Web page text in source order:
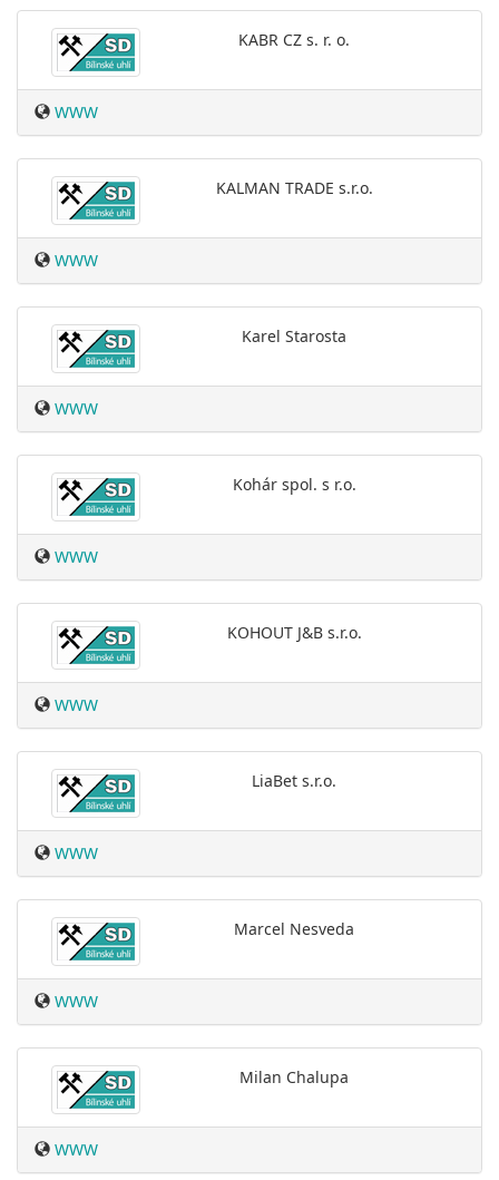
KABR CZ s. r. o.
WWW
KALMAN TRADE s.r.o.
WWW
Karel Starosta
WWW
Kohár spol. s r.o.
WWW
KOHOUT J&B s.r.o.
WWW
LiaBet s.r.o.
WWW
Marcel Nesveda
WWW
Milan Chalupa
WWW